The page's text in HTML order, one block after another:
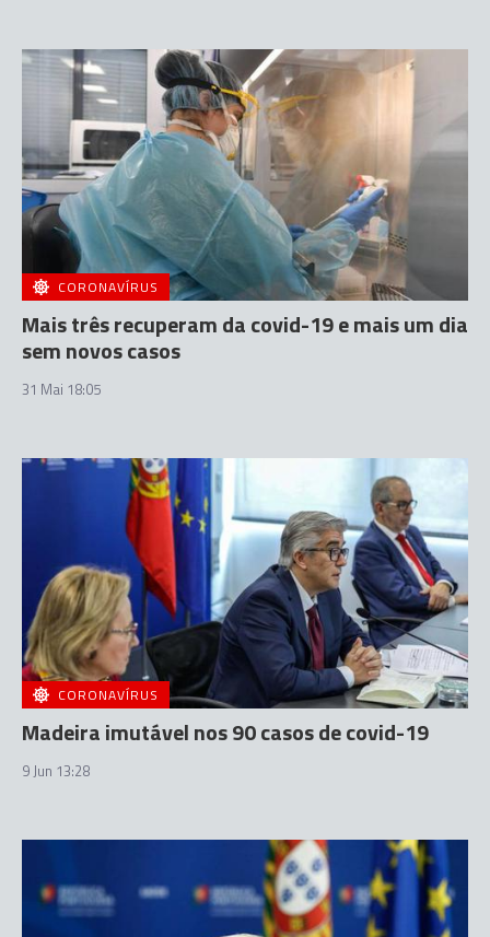
CORONAVÍRUS
Mais três recuperam da covid-19 e mais um dia
sem novos casos
31 Mai 18:05
CORONAVÍRUS
Madeira imutável nos 90 casos de covid-19
9 Jun 13:28